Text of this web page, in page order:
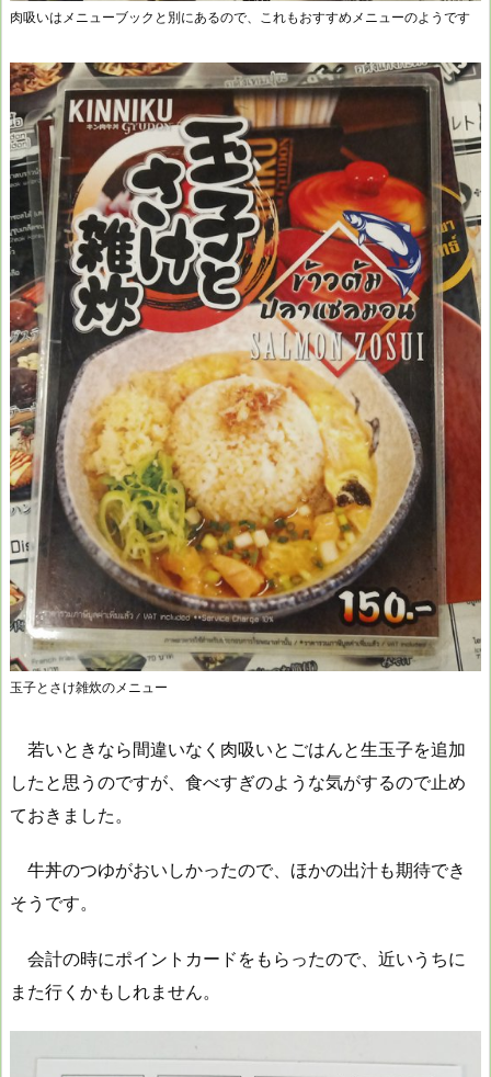
肉吸いはメニューブックと別にあるので、これもおすすめメニューのようです
玉子とさけ雑炊のメニュー
若いときなら間違いなく肉吸いとごはんと生玉子を追加
したと思うのですが、食べすぎのような気がするので止め
ておきました。
牛丼のつゆがおいしかったので、ほかの出汁も期待でき
そうです。
会計の時にポイントカードをもらったので、近いうちに
また行くかもしれません。